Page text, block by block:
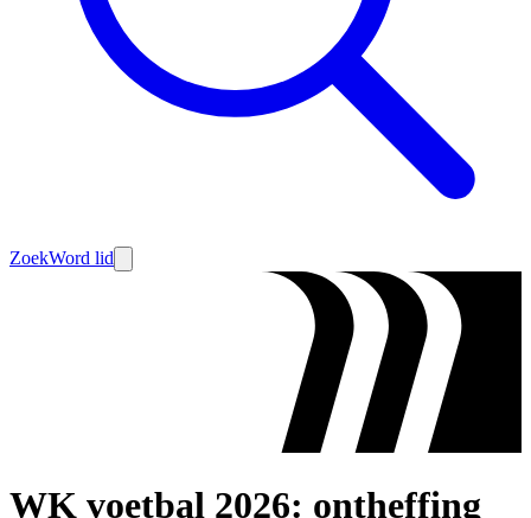
ZoekWord lid
WK voetbal 2026: ontheffing